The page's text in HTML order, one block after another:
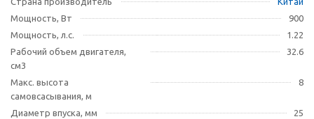
Мощность, Вт
900
Мощность, л.с.
1.22
Рабочий объем двигателя,
см3
32.6
Макс. высота
самовсасывания, м
8
Диаметр впуска, мм
25